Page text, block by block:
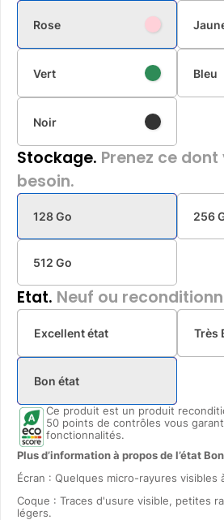
Rose
Vert Bleu
Noir
Stockage. Prenez ce
besoin.
128 Go 256
512 Go
Etat. Neuf ou
Excellent état Très
Bon état
Ce produit est un produit
50 points de contrôles vous
fonctionnalités.
Plus d’information à propos de l’état
Écran : Quelques micro-rayures visibles
Coque : Traces d'usure visible, petites
légers.